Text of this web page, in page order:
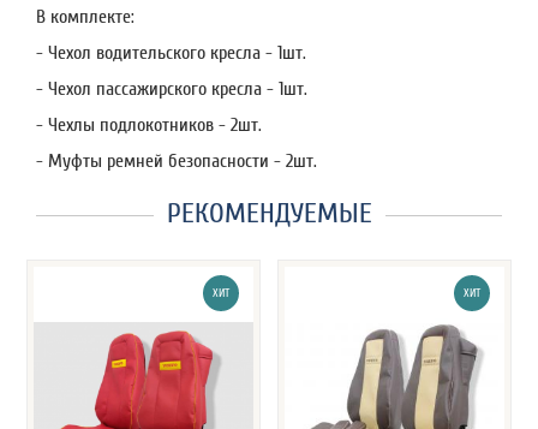
В комплекте:
- Чехол водительского кресла - 1шт.
- Чехол пассажирского кресла - 1шт.
- Чехлы подлокотников - 2шт.
- Муфты ремней безопасности - 2шт.
РЕКОМЕНДУЕМЫЕ
ХИТ ХИТ